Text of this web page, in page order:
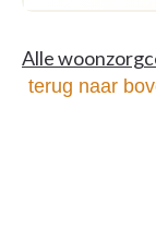
Alle
terug naar